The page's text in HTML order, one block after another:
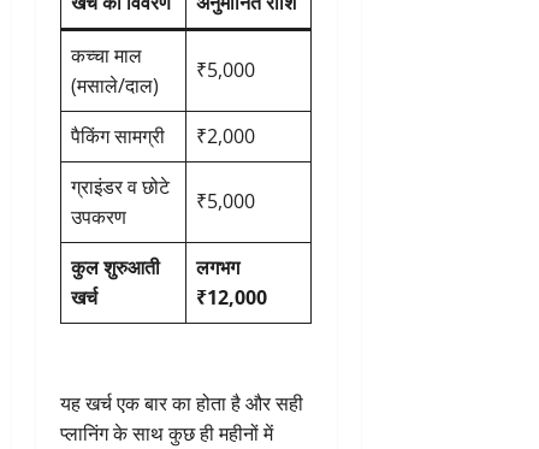
कच्चा माल
(मसाले/दाल)
₹5,000
पैकिंग सामग्री
₹2,000
ग्राइंडर व छोटे
उपकरण
₹5,000
कुल शुरुआती
खर्च
लगभग
₹12,000
यह खर्च एक बार का होता है और सही
प्लानिंग के साथ कुछ ही महीनों में